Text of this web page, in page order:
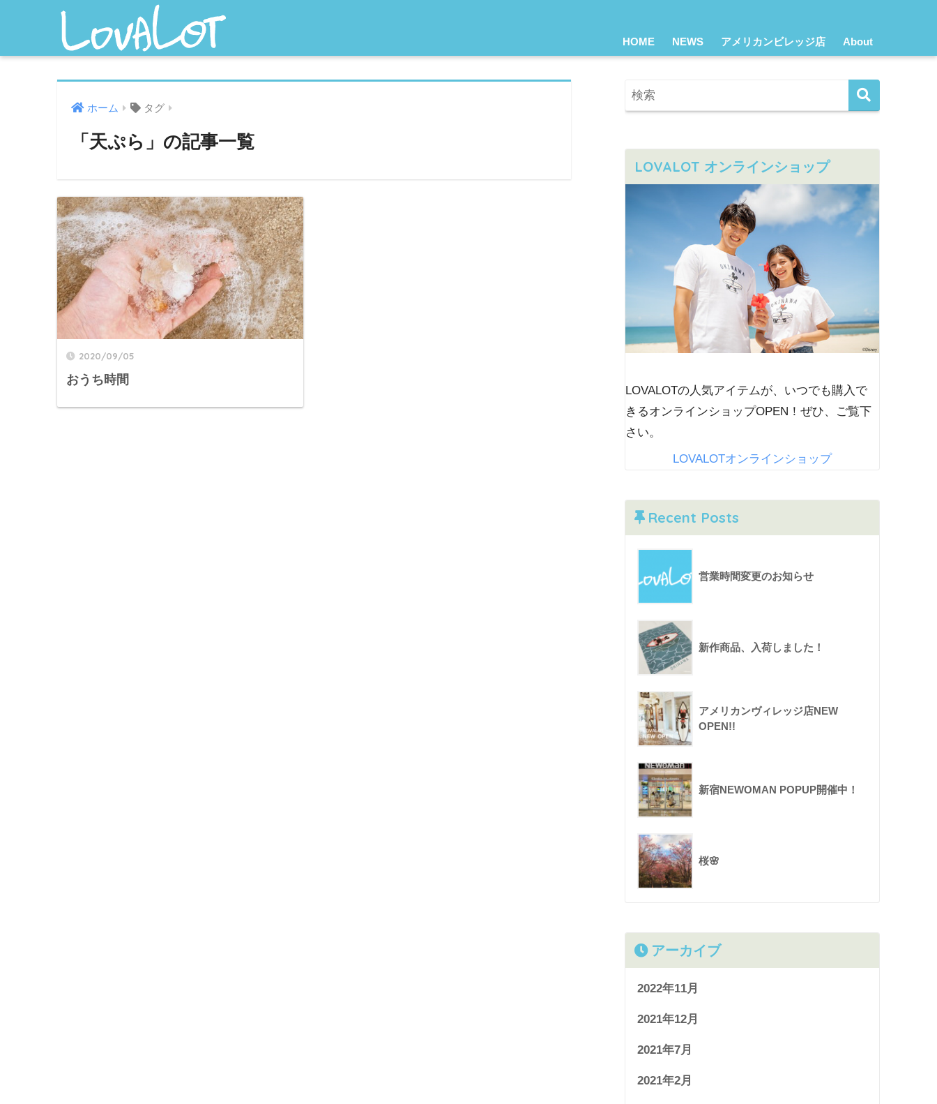
HOME NEWS アメリカンビレッジ店 About
ホーム タグ
「天ぷら」の記事一覧
2020/09/05
おうち時間
LOVALOT オンラインショップ
LOVALOTの人気アイテムが、いつでも購入で
きるオンラインショップOPEN！ぜひ、ご覧下
さい。
LOVALOTオンラインショップ
Recent Posts
営業時間変更のお知らせ
新作商品、入荷しました！
アメリカンヴィレッジ店NEW
OPEN!!
新宿NEWOMAN POPUP開催中！
桜🌸
アーカイブ
2022年11月
2021年12月
2021年7月
2021年2月